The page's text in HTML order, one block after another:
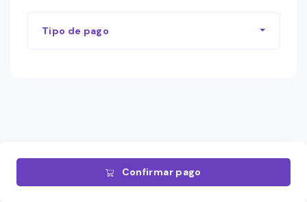
Tipo de pago
Confirmar pago